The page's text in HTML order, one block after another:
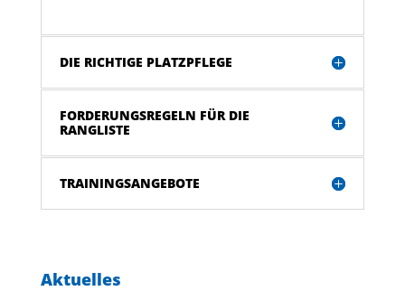
DIE RICHTIGE PLATZPFLEGE
FORDERUNGSREGELN FÜR DIE
RANGLISTE
TRAININGSANGEBOTE
Aktuelles